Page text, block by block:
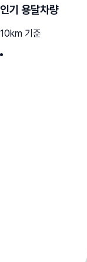
인기 용달차량
10km 기준